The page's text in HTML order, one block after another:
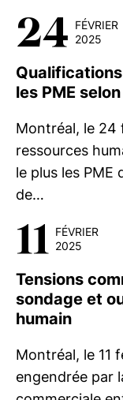
24 FÉVRIER
2025
les PME
Montréal, le 24
ressources
le plus les PME
de…
11
FÉVRIER
2025
Tensions
sondage et
humain
Montréal, le 11
engendrée par